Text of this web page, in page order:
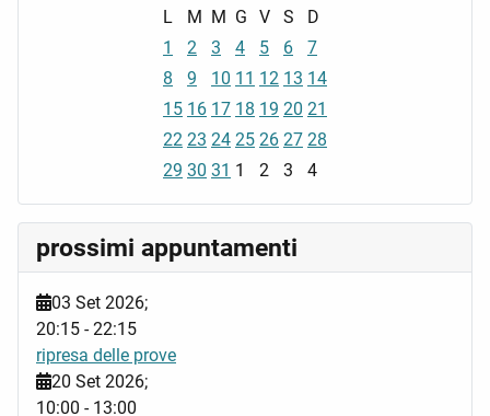
L
M M G V S
D
1
2 3 4 5 6
7
8
9 10 11 12 13 14
15 16 17 18 19 20 21
22 23 24 25 26 27 28
29 30 31 1 2 3 4
prossimi appuntamenti
03 Set 2026;
20:15 -22:15
ripresa delle prove
20 Set 2026;
10:00 - 13:00